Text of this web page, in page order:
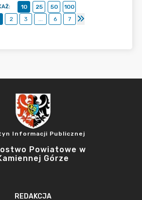
: 10 25 50
100
2 3 ... 6 7
Informacji Publicznej
Powiatowe w
Górze
REDAKCJA